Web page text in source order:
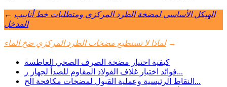
← الهيكل الأساسي لمضخة الطرد المركزي ومتطلبات خط أنابيب
المدخل
لماذا لا تستطيع مضخات الطرد المركزي ضخ الماء →
كيفية اختيار مضخة الصرف الصحي الغاطسة
فوائد اختيار غلاف الفولاذ المقاوم للصدأ لجهاز ر...
النقاط الرئيسية وعملية القبول لمضخات مكافحة الح...